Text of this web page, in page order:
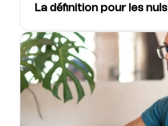
La définition pour les nuls